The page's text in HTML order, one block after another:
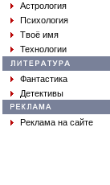
Астрология
Психология
Твоё имя
Технологии
Фантастика
Детективы
Реклама на сайте